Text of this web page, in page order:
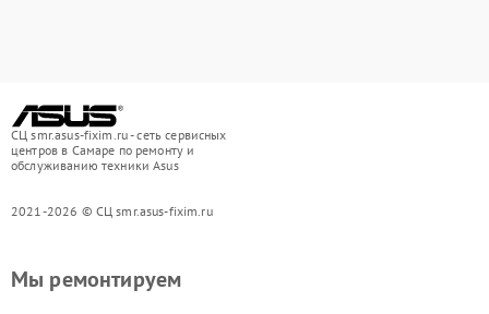
СЦ smr.asus-fixim.ru - сеть сервисных
центров в Самаре по ремонту и
обслуживанию техники Asus
2021-2026 © СЦ smr.asus-fixim.ru
Мы ремонтируем